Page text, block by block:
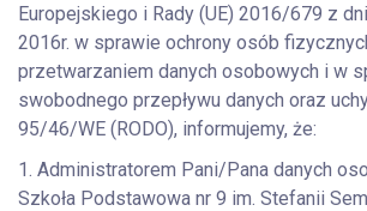
Europejskiego i Rady (UE) 2016/679 z
2016r. w sprawie ochrony osób
przetwarzaniem danych osobowych i w
swobodnego przepływu danych oraz
95/46/WE (RODO), informujemy, że:
1. Administratorem Pani/Pana danych
Szkoła Podstawowa nr 9 im. Stefanii